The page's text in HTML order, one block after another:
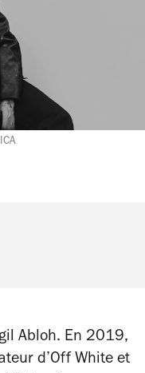
Abloh. En 2019,
d’Off White et